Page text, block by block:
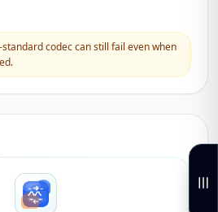
codec can still fail even when